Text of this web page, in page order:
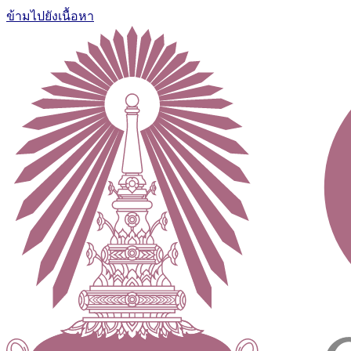
ข้ามไปยังเนื้อหา